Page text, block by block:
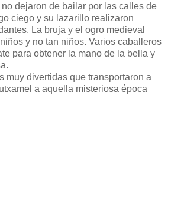
dejaron de bailar por las calles de
ciego y su lazarillo realizaron
La bruja y el ogro medieval
y no tan niños. Varios caballeros
para obtener la mano de la bella y
muy divertidas que transportaron a
a aquella misteriosa época